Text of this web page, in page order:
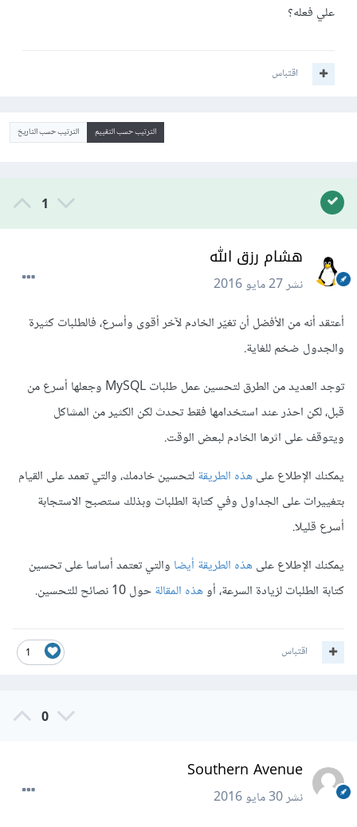
علي فعله؟
اقتباس
الترتيب حسب التقييم الترتيب حسب التاريخ
1
هشام رزق الله
نشر27 مايو 2016
أعتقد أنه من الأفضل أن تغيّر الخادم لآخر أقوى وأسرع، فالطلبات كثيرة
والجدول ضخم للغاية.
توجد العديد من الطرق لتحسين عمل طلبات MySQL وجعلها أسرع من
قبل، لكن احذر عند استخدامها فقط تحدث لكن الكثير من المشاكل
ويتوقف على اثرها الخادم لبعض الوقت.
يمكنك الإطلاع علىهذه الطريقةلتحسين خادمك، والتي تعمد على القيام
بتغييرات على الجداول وفي كتابة الطلبات وبذلك ستصبح الاستجابة
أسرع قليلا.
يمكنك الإطلاع علىهذه الطريقة أيضاوالتي تعتمد أساسا على تحسين
كتابة الطلبات لزيادة السرعة، أوهذه المقالةحول 10 نصائح للتحسين.
1 اقتباس
0
Southern Avenue
نشر30 مايو 2016